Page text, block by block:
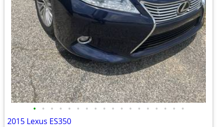
• • • • • • • • • • • • • • • • • •
2015 Lexus ES350